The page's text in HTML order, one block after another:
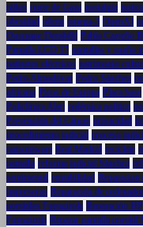
niños norte de Gaza nostalgia
obesidad oferta omega-3 OpenAI
Ousmane Dembélé Pablo Carreño
Pantalla LCD 17 pantallas y sueño
patinetes eléctricos patrimonio
Pedro Almodóvar Pedro Sánchez
africana Picos de Europa Placa base
Policlínica Alen polémica política
Prevención del Cáncer privacidad
procedimiento judicial proceso
ransomware Real Madrid reciclaje
pantalla reforma judicial Sánchez
sentimental rentabilidad Reparacion
impresoras Reparación de
portátiles Fuengirola Reparación HP
Fuengirola Reparar pantalla portátil